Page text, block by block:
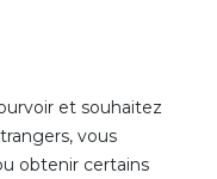
et souhaitez
vous
obtenir certains